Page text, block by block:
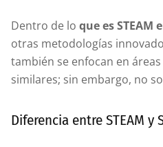
Dentro de lo que es STEAM
otras metodologías
también se enfocan en
similares; sin embargo, no
Diferencia entre STEAM y